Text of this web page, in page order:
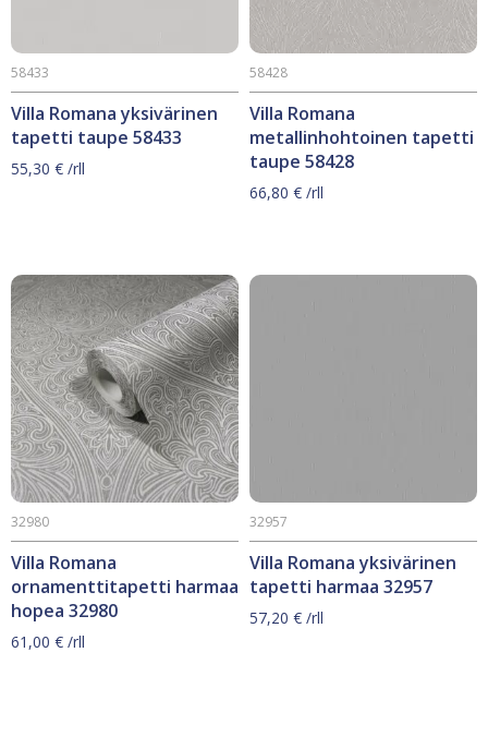
Villa Romana yksivärinen
tapetti taupe 58433
58433
55,30 € /rll
Villa Romana
metallinhohtoinen tapetti
taupe 58428
58428
66,80 € /rll
Villa Romana
ornamenttitapetti harmaa
hopea 32980
32980
61,00 € /rll
Villa Romana yksivärinen
tapetti harmaa 32957
32957
57,20 € /rll